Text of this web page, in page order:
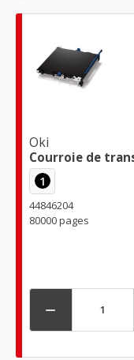
Oki
Courroie de
1
44846204
80000 pages
